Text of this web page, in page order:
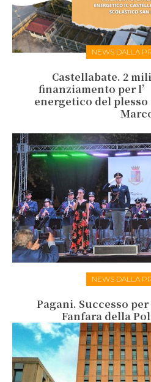
NEWS DALLA
Castellabate. 2
finanziamento per
energetico del
NEWS DALLA
Pagani. Successo
Fanfara della